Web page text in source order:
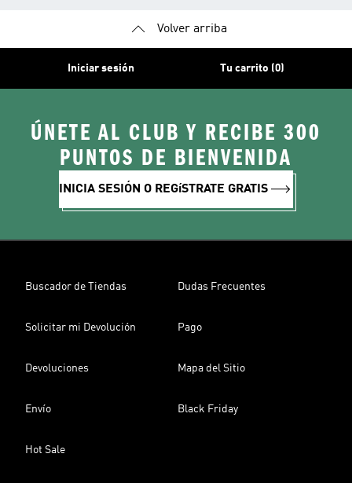
Volver arriba
Iniciar sesión Tu carrito (0)
ÚNETE AL CLUB Y RECIBE 300
PUNTOS DE BIENVENIDA
INICIA SESIÓN O REGíSTRATE GRATIS
Buscador de Tiendas Dudas Frecuentes
Solicitar mi Devolución Pago
Devoluciones Mapa del Sitio
Envío Black Friday
Hot Sale